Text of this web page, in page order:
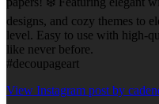
designs, and cozy themes to
level. Easy to use with high-
like never before.
#decoupageart
View Instagram post by